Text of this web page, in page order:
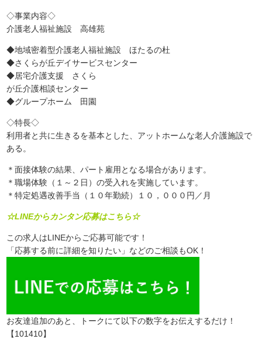
◇事業内容◇
介護老人福祉施設 高雄苑
◆地域密着型介護老人福祉施設 ほたるの杜
◆さくらが丘デイサービスセンター
◆居宅介護支援 さくら
が丘介護相談センター
◆グループホーム 田園
◇特長◇
利用者と共に生きるを基本とした、アットホームな老人介護施設で
ある。
＊面接体験の結果、パート雇用となる場合があります。
＊職場体験（１～２日）の受入れを実施しています。
＊特定処遇改善手当（１０年勤続）１０，０００円／月
☆LINEからカンタン応募はこちら☆
この求人はLINEからご応募可能です！
「応募する前に詳細を知りたい」などのご相談もOK！
お友達追加のあと、トークにて以下の数字をお伝えするだけ！
【101410】